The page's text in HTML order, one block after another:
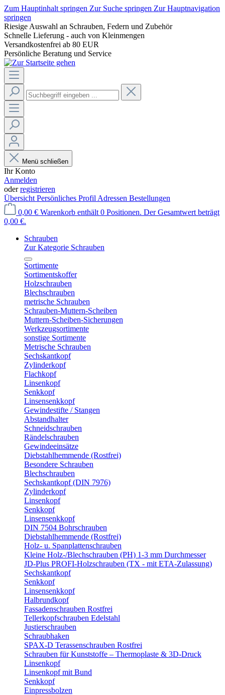
Zum Hauptinhalt springen Zur Suche springen Zur Hauptnavigation
springen
Riesige Auswahl an Schrauben, Federn und Zubehör
Schnelle Lieferung - auch von Kleinmengen
Versandkostenfrei ab 80 EUR
Persönliche Beratung und Service
Menü schließen
Ihr Konto
Anmelden
oderregistrieren
Übersicht Persönliches Profil Adressen Bestellungen
0,00 € Warenkorb enthält 0 Positionen. Der Gesamtwert beträgt
0,00 €.
Schrauben
Zur Kategorie Schrauben
Sortimente
Sortimentskoffer
Holzschrauben
Blechschrauben
metrische Schrauben
Schrauben-Muttern-Scheiben
Muttern-Scheiben-Sicherungen
Werkzeugsortimente
sonstige Sortimente
Metrische Schrauben
Sechskantkopf
Zylinderkopf
Flachkopf
Linsenkopf
Senkkopf
Linsensenkkopf
Gewindestifte / Stangen
Abstandhalter
Schneidschrauben
Rändelschrauben
Gewindeeinsätze
Diebstahlhemmende (Rostfrei)
Besondere Schrauben
Blechschrauben
Sechskantkopf (DIN 7976)
Zylinderkopf
Linsenkopf
Senkkopf
Linsensenkkopf
DIN 7504 Bohrschrauben
Diebstahlhemmende (Rostfrei)
Holz- u. Spanplattenschrauben
Kleine Holz-/Blechschrauben (PH) 1-3 mm Durchmesser
JD-Plus PROFI-Holzschrauben (TX - mit ETA-Zulassung)
Sechskantkopf
Senkkopf
Linsensenkkopf
Halbrundkopf
Fassadenschrauben Rostfrei
Tellerkopfschrauben Edelstahl
Justierschrauben
Schraubhaken
SPAX-D Terassenschrauben Rostfrei
Schrauben für Kunststoffe – Thermoplaste & 3D-Druck
Linsenkopf
Linsenkopf mit Bund
Senkkopf
Einpressbolzen